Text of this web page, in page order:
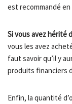
est recommandé
Si vous avez hérité
vous les avez
faut savoir qu’il y
produits financiers
Enfin, la quantité